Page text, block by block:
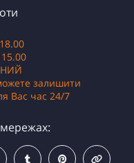
залишити
Вас час 24/7